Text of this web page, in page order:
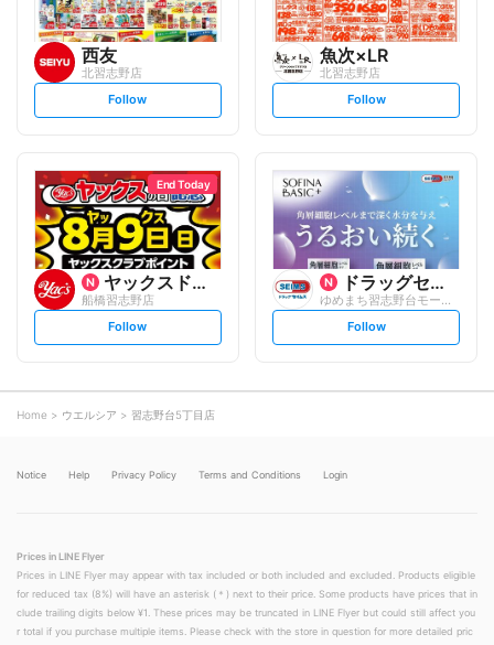
西友
北習志野店
s
t
l
o
w
Follow
魚次×LR
北習志野店
s
t
l
o
w
Follow
End Today
ヤックスドラッグ
船橋習志野店
s
t
o
w
Follow
ドラッグセイムス
s
t
Follow
Home ウエルシア 習志野台5丁目店
Notice Help Privacy Policy Terms and Conditions Login
Prices in LINE Flyer
Prices in LINE Flyer may appear with tax included or both included and excluded. Products eligible
for reduced tax (8%) will have an asterisk (＊) next to their price. Some products have prices that in
clude trailing digits below ¥1. These prices may be truncated in LINE Flyer but could still affect you
r total if you purchase multiple items. Please check with the store in question for more detailed pric